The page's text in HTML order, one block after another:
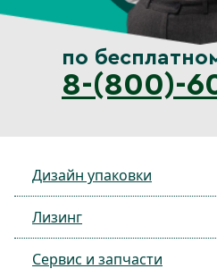
по
8-(800)-
Дизайн упаковки
Лизинг
Сервис и запчасти